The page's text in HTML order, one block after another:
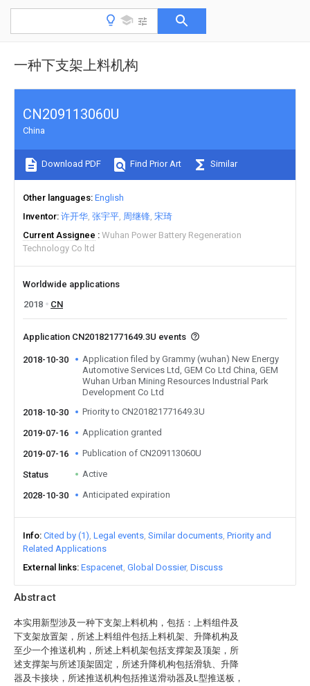
一种下支架上料机构
Abstract
本实用新型涉及一种下支架上料机构，包括：上料组件及
下支架放置架，所述上料组件包括上料机架、升降机构及
至少一个推送机构，所述上料机架包括支撑架及顶架，所
述支撑架与所述顶架固定，所述升降机构包括滑轨、升降
器及卡接块，所述推送机构包括推送滑动器及L型推送板，
CN209113060U
China
Download PDF Find Prior Art Similar
Other languages English
Inventor 许开华 张宇平 周继锋 宋琦
Current Assignee
Wuhan Power Battery Regeneration
Technology Co ltd
Worldwide applications
2018
CN
Application CN201821771649.3U events
2018-10-30
Application filed by Grammy (wuhan) New Energy
Automotive Services Ltd, GEM Co Ltd China, GEM
Wuhan Urban Mining Resources Industrial Park
Development Co Ltd
2018-10-30
Priority to CN201821771649.3U
2019-07-16 Application granted
2019-07-16 Publication of CN209113060U
Status Active
2028-10-30 Anticipated expiration
Info Cited by (1) Legal events Similar documents Priority and
Related Applications
External links Espacenet Global Dossier Discuss